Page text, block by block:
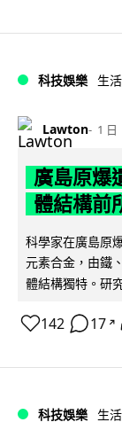
科技娛樂 生
Lawton 1 日
廣島原爆
體結構前
科學家在廣島原
元素合金，由鐵
體結構獨特。研
142 17 ↗
科技娛樂 生